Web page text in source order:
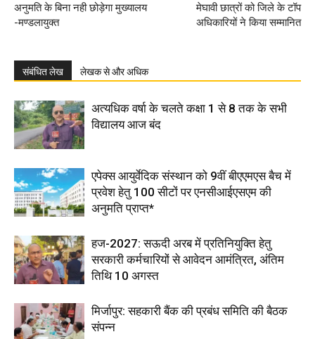
अनुमति के बिना नही छोड़ेगा मुख्यालय
-मण्डलायुक्त
मेघावी छात्रों को जिले के टॉप
अधिकारियों ने किया सम्मानित
संबंधित लेख लेखक से और अधिक
अत्यधिक वर्षा के चलते कक्षा 1 से 8 तक के सभी
विद्यालय आज बंद
एपेक्स आयुर्वेदिक संस्थान को 9वीं बीएएमएस बैच में
प्रवेश हेतु 100 सीटों पर एनसीआईएसएम की
अनुमति प्राप्त*
हज-2027: सऊदी अरब में प्रतिनियुक्ति हेतु
सरकारी कर्मचारियों से आवेदन आमंत्रित, अंतिम
तिथि 10 अगस्त
मिर्जापुर: सहकारी बैंक की प्रबंध समिति की बैठक
संपन्न